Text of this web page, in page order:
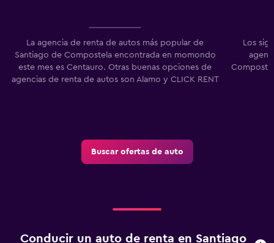
La agencia de renta de autos más popular de
Santiago de Compostela encontrada en momondo
este mes es Centauro. Otras buenas opciones de
agencias de renta de autos son Alamo y CLICK RENT
Los
Buscar ofertas de auto
Conducir un auto de renta en Santiago